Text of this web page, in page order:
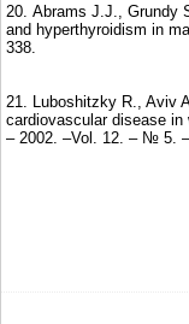
20. Abrams J.J., Grundy
and hyperthyroidism in
338.
21. Luboshitzky R., Aviv
cardiovascular disease in
– 2002. –Vol. 12. – № 5. –